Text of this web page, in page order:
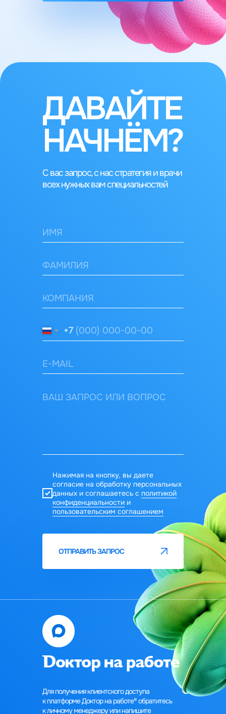
ДАВАЙТЕ
НАЧНЁМ?
С вас запрос, с нас стратегия и врачи
всех нужных вам специальностей
Нажимая на кнопку, вы даете
согласие на обработку персональных
данных и соглашаетесь c политикой
конфиденциальности и
пользовательским соглашением
+7
Для получения клиентского доступа
к платформе Доктор на работе®‎‎ обратитесь
к личному менеджеру или напишите
ОТПРАВИТЬ ЗАПРОС